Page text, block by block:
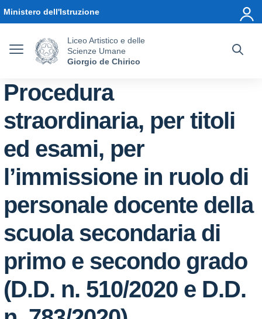
Ministero dell'Istruzione
Liceo Artistico e delle
Scienze Umane
Giorgio de Chirico
Procedura
straordinaria, per titoli
ed esami, per
l’immissione in ruolo di
personale docente della
scuola secondaria di
primo e secondo grado
(D.D. n. 510/2020 e D.D.